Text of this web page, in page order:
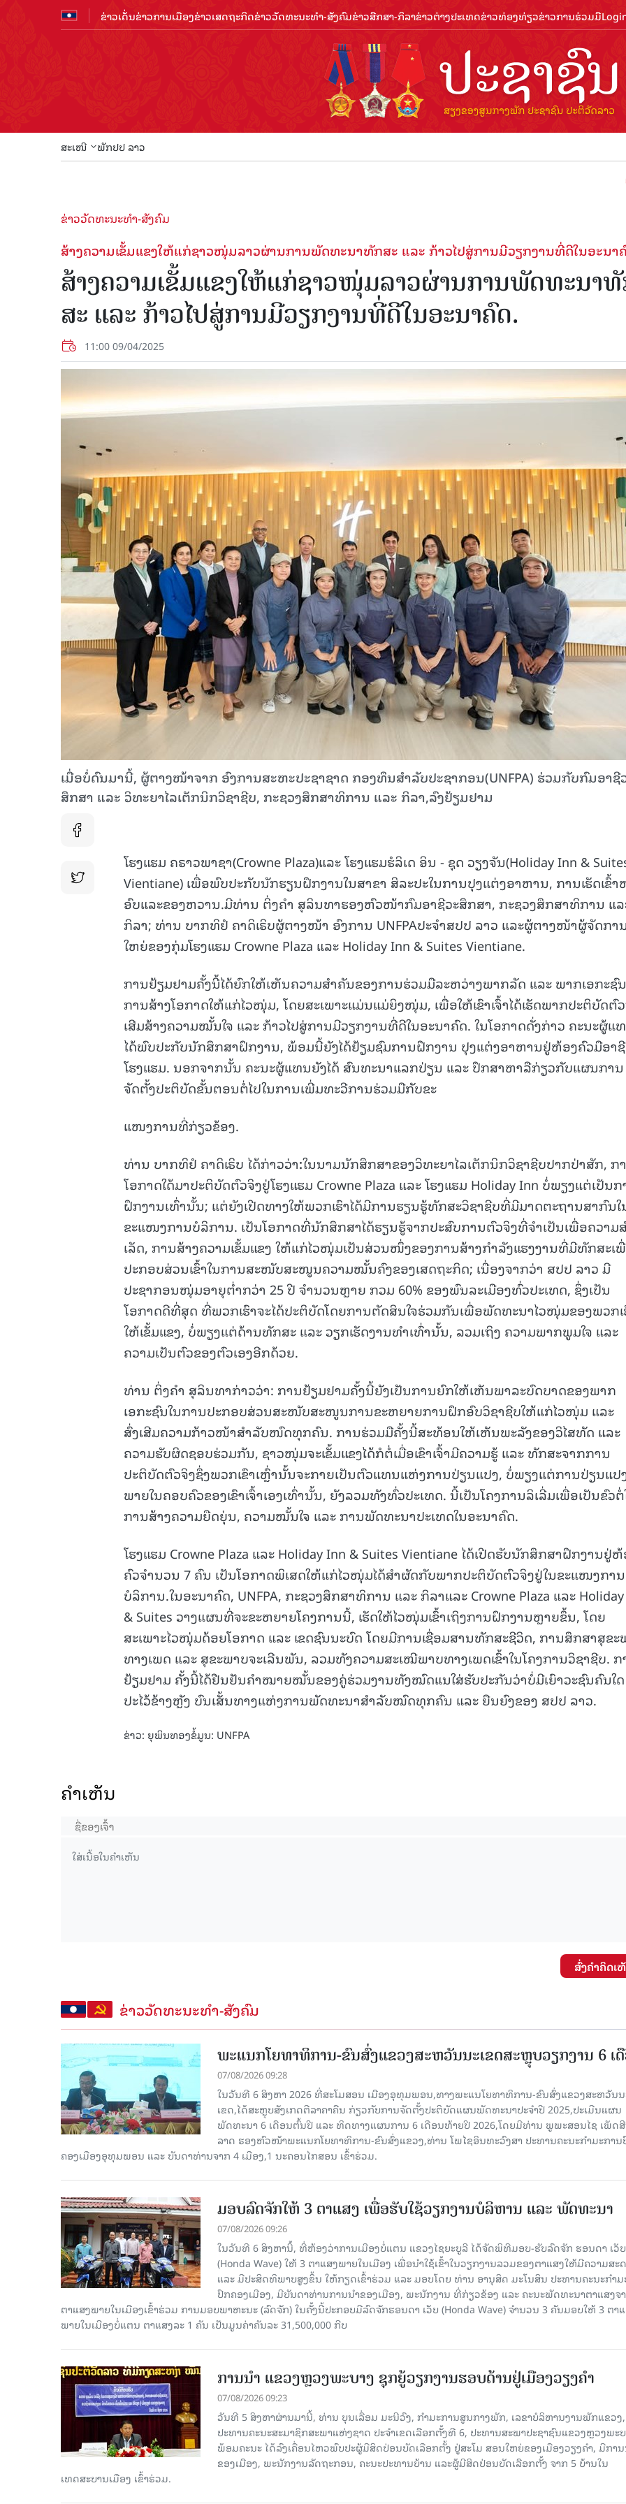
ຂ່າວເດັ່ນຂ່າວການເມືອງຂ່າວເສດຖະກິດຂ່າວວັດທະນະທຳ-ສັງຄົມຂ່າວສືກສາ-ກິລາຂ່າວຕ່າງປະເທດຂ່າວທ່ອງທ່ຽວຂ່າວການຮ່ວມມື
ສະເໜີ ພັກປປ ລາວ
ຕ້ອນຮັ
ຂ່າວວັດທະນະທຳ-ສັງຄົມ
ສ້າງຄວາມເຂັ້ມແຂງໃຫ້ແກ່ຊາວໜຸ່ມລາວຜ່ານການພັດທະນາທັກສະ ແລະ ກ້າວໄປສູ່ການມີວຽກງານທີ່ດີໃນອະນາ
ສ້າງຄວາມເຂັ້ມແຂງໃຫ້ແກ່ຊາວໜຸ່ມລາວຜ່ານການພັດທະນາ
ສະ ແລະ ກ້າວໄປສູ່ການມີວຽກງານທີ່ດີໃນອະນາຄົດ.
11:00 09/04/2025
ເມື່ອບໍ່ດົນມານີ້, ຜູ້ຕາງໜ້າຈາກ ອົງການສະຫະປະຊາຊາດ ກອງທຶນສໍາລັບປະຊາກອນ(UNFPA) ຮ່ວມກັບກົມອາຊີ
ສຶກສາ ແລະ ວິທະຍາໄລເຕັກນິກວິຊາຊີບ, ກະຊວງສຶກສາທິການ ແລະ ກິລາ,ລົງຢ້ຽມຢາມ
ໂຮງແຮມ ຄຣາວພາຊາ(Crowne Plaza)ແລະ ໂຮງແຮມຮໍລິເດ ອິນ - ຊຸດ ວຽງຈັນ(Holiday Inn &
Vientiane) ເພື່ອພົບປະກັບນັກຮຽນຝຶກງານໃນສາຂາ ສິລະປະໃນການປຸງແຕ່ງອາຫານ, ການເຮັດເຂົ້
ອົບແລະຂອງຫວານ.ມີທ່ານ ຕິ່ງຄໍາ ສຸລິນທາຮອງຫົວໜ້າກົມອາຊີວະສຶກສາ, ກະຊວງສຶກສາທິການ ແ
ກິລາ; ທ່ານ ບາກທິຢໍ ຄາດິເຣິບຜູ້ຕາງໜ້າ ອົງການ UNFPAປະຈຳສປປ ລາວ ແລະຜູ້ຕາງໜ້າຜູ້ຈັດການ
ໃຫຍ່ຂອງກຸ່ມໂຮງແຮມ Crowne Plaza ແລະ Holiday Inn & Suites Vientiane.
ການຢ້ຽມຢາມຄັ້ງນີ້ໄດ້ຍົກໃຫ້ເຫັນຄວາມສໍາຄັນຂອງການຮ່ວມມືລະຫວ່າງພາກລັດ ແລະ ພາກເອກະຊົ
ການສ້າງໂອກາດໃຫ້ແກ່ໄວໜຸ່ມ, ໂດຍສະເພາະແມ່ນແມ່ຍິງໜຸ່ມ, ເພື່ອໃຫ້ເຂົາເຈົ້າໄດ້ເຮັດພາກປະຕິບັດຕົ
ເສີມສ້າງຄວາມໝັ້ນໃຈ ແລະ ກ້າວໄປສູ່ການມີວຽກງານທີ່ດີໃນອະນາຄົດ. ໃນໂອກາດດັ່ງກ່າວ ຄະນະຜູ້ແ
ໄດ້ພົບປະກັບນັກສຶກສາຝຶກງານ, ພ້ອມນີ້ຍັງໄດ້ຢ້ຽມຊົມການຝຶກງານ ປຸງແຕ່ງອາຫານຢູ່ຫ້ອງຄົວມືອາ
ໂຮງແຮມ. ນອກຈາກນັ້ນ ຄະນະຜູ້ແທນຍັງໄດ້ ສົນທະນາແລກປ່ຽນ ແລະ ປຶກສາຫາລືກ່ຽວກັບແຜນການ
ຈັດຕັ້ງປະຕິບັດຂັ້ນຕອນຕໍ່ໄປໃນການເພີ່ມທະວີການຮ່ວມມືກັບຂະ
ແໜງການທີ່ກ່ຽວຂ້ອງ.
ທ່ານ ບາກທິຢໍ ຄາດິເຣິບ ໄດ້ກ່າວວ່າ:ໃນນາມນັກສຶກສາຂອງວິທະຍາໄລເຕັກນິກວິຊາຊີບປາກປ່າສັກ, ກ
ໂອກາດໃດ້ມາປະຕິບັດຕົວຈິງຢູ່ໂຮງແຮມ Crowne Plaza ແລະ ໂຮງແຮມ Holiday Inn ບໍ່ພຽງແຕ່ເປັນກ
ຝຶກງານເທົ່ານັ້ນ; ແຕ່ຍັງເປີດທາງໃຫ້ພວກເຮົາໄດ້ມີການຮຽນຮູ້ທັກສະວິຊາຊີບທີ່ມີມາດຕະຖານສາກົນໃ
ຂະແໜງການບໍລິການ. ເປັນໂອກາດທີ່ນັກສຶກສາໄດ້ຮຽນຮູ້ຈາກປະສົບການຕົວຈິງທີ່ຈໍາເປັນເພື່ອຄວາມ
ເລັດ, ການສ້າງຄວາມເຂັ້ມແຂງ ໃຫ້ແກ່ໄວໜຸ່ມເປັນສ່ວນໜຶ່ງຂອງການສ້າງກໍາລັງແຮງງານທີ່ມີທັກສະເ
ປະກອບສ່ວນເຂົ້າໃນການສະໜັບສະໜູນຄວາມໝັ້ນຄົງຂອງເສດຖະກິດ; ເນື່ອງຈາກວ່າ ສປປ ລາວ ມີ
ປະຊາກອນໜຸ່ມອາຍຸຕໍ່າກວ່າ 25 ປີ ຈໍານວນຫຼາຍ ກວມ 60% ຂອງພົນລະເມືອງທົ່ວປະເທດ, ຊຶ່ງເປັນ
ໂອກາດດີທີ່ສຸດ ທີ່ພວກເຮົາຈະໄດ້ປະຕິບັດໂດຍການຕັດສິນໃຈຮ່ວມກັນເພື່ອພັດທະນາໄວໜຸ່ມຂອງພວກເ
ໃຫ້ເຂັ້ມແຂງ, ບໍ່ພຽງແຕ່ດ້ານທັກສະ ແລະ ວຽກເຮັດງານທໍາເທົ່ານັ້ນ, ລວມເຖິງ ຄວາມພາກພູມໃຈ ແລະ
ຄວາມເປັນຕົວຂອງຕົວເອງອີກດ້ວຍ.
ທ່ານ ຕິ່ງຄໍາ ສຸລິນທາກ່າວວ່າ: ການຢ້ຽມຢາມຄັ້ງນີ້ຍັງເປັນການຍົກໃຫ້ເຫັນພາລະບົດບາດຂອງພາກ
ເອກະຊົນໃນການປະກອບສ່ວນສະໜັບສະໜູນການຂະຫຍາຍການຝຶກອົບວິຊາຊີບໃຫ້ແກ່ໄວໜຸ່ມ ແລະ
ສົ່ງເສີມຄວາມກ້າວໜ້າສຳລັບໜົດທຸກຄົນ. ການຮ່ວມມືຄັ້ງນີ້ສະທ້ອນໃຫ້ເຫັນພະລັງຂອງວິໄສທັດ ແລະ
ຄວາມຮັບຜິດຊອບຮ່ວມກັນ, ຊາວໜຸ່ມຈະເຂັ້ມແຂງໄດ້ກໍຕໍ່ເມື່ອເຂົາເຈົ້າມີຄວາມຮູ້ ແລະ ທັກສະຈາກການ
ປະຕິບັດຕົວຈິງຊຶ່ງພວກເຂົາເຫຼົ່ານັ້ນຈະກາຍເປັນຕົວແທນແຫ່ງການປ່ຽນແປງ, ບໍ່ພຽງແຕ່ການປ່ຽນແປ
ພາຍໃນຄອບຄົວຂອງເຂົາເຈົ້າເອງເທົ່ານັ້ນ, ຍັງລວມທັງທົ່ວປະເທດ. ນີ້ເປັນໂຄງການລິເລີ່ມເພື່ອເປັນຂົວຕໍ່
ການສ້າງຄວາມຍືດຍຸ່ນ, ຄວາມໝັ້ນໃຈ ແລະ ການພັດທະນາປະເທດໃນອະນາຄົດ.
ໂຮງແຮມ Crowne Plaza ແລະ Holiday Inn & Suites Vientiane ໄດ້ເປີດຮັບນັກສຶກສາຝຶກງານຢູ່
ຄົວຈໍານວນ 7 ຄົນ ເປັນໂອກາດພິເສດໃຫ້ແກ່ໄວໜຸ່ມໄດ້ສໍາຜັດກັບພາກປະຕິບັດຕົວຈິງຢູ່ໃນຂະແໜງການ
ບໍລິການ.ໃນອະນາຄົດ, UNFPA, ກະຊວງສຶກສາທິການ ແລະ ກິລາແລະ Crowne Plaza ແລະ
& Suites ວາງແຜນທີ່ຈະຂະຫຍາຍໂຄງການນີ້, ເຮັດໃຫ້ໄວໜຸ່ມເຂົ້າເຖິງການຝຶກງານຫຼາຍຂຶ້ນ, ໂດຍ
ສະເພາະໄວໜຸ່ມດ້ອຍໂອກາດ ແລະ ເຂດຊົນນະບົດ ໂດຍມີການເຊື່ອມສານທັກສະຊີວິດ, ການສຶກສາສຸຂະ
ທາງເພດ ແລະ ສຸຂະພາບຈະເລີນພັນ, ລວມທັງຄວາມສະເໝີພາບທາງເພດເຂົ້າໃນໂຄງການວິຊາຊີບ. ກ
ຢ້ຽມຢາມ ຄັ້ງນີ້ໄດ້ຢືນຢັນຄຳໝາຍໝັ້ນຂອງຄູ່ຮ່ວມງານທັງໝົດແນໃສ່ຮັບປະກັນວ່າບໍ່ມີເຍົາວະຊົນຄົນໃ
ປະໄວ້ຂ້າງຫຼັງ ບົນເສັ້ນທາງແຫ່ງການພັດທະນາສຳລັບໝົດທຸກຄົນ ແລະ ຍືນຍົງຂອງ ສປປ ລາວ.
ຂ່າວ: ຍຸພິນທອງຂໍ້ມູນ: UNFPA
ຄໍາເຫັນ
ສົ່ງຄໍາຄິດເ
ຂ່າວວັດທະນະທຳ-ສັງຄົມ
ພະແນກໂຍທາທິການ-ຂົນສົ່ງແຂວງສະຫວັນນະເຂດສະຫຼຸບວຽກງານ 6 ເ
07/08/2026 09:28
ໃນວັນທີ 6 ສິງຫາ 2026 ທີ່ສະໂມສອນ ເມືອງອຸທຸມພອນ,ທາງພະແນໂຍທາທິການ-ຂົນສົ່ງແຂວງສະຫວັນ
ເຂດ,ໄດ້ສະຫຼຸບສັງເກດຕີລາຄາຄືນ ກ່ຽວກັບການຈັດຕັ້ງປະຕິບັດແຜນພັດທະນາປະຈໍາປີ 2025,ປະເມີນແຜນ
ພັດທະນາ 6 ເດືອນຕົ້ນປີ ແລະ ທິດທາງແຜນການ 6 ເດືອນທ້າຍປີ 2026,ໂດຍມີທ່ານ ພູພະສອນໄຊ ເພັດ
ລາດ ຮອງຫົວໜ້າພະແນກໂຍທາທິການ-ຂົນສົ່ງແຂວງ,ທ່ານ ໂພໄຊອິນທະວົງສາ ປະທານຄະນະກໍາມະການ
ຄອງເມືອງອຸທຸມພອນ ແລະ ບັນດາທ່ານຈາກ 4 ເມືອງ,1 ນະຄອນໄກສອນ ເຂົ້າຮ່ວມ.
ມອບລົດຈັກໃຫ້ 3 ຕາແສງ ເພື່ອຮັບໃຊ້ວຽກງານບໍລິຫານ ແລະ ພັດທະນາ
07/08/2026 09:26
ໃນວັນທີ 6 ສິງຫານີ້, ທີ່ຫ້ອງວ່າການເມືອງບໍ່ແຕນ ແຂວງໄຊຍະບູລີ ໄດ້ຈັດພິທີມອບ-ຮັບລົດຈັກ ຮອນດາ ເວັບ
(Honda Wave) ໃຫ້ 3 ຕາແສງພາຍໃນເມືອງ ເພື່ອນໍາໃຊ້ເຂົ້າໃນວຽກງານລວມຂອງຕາແສງໃຫ້ມີຄວາມສະ
ແລະ ມີປະສິດທິພາບສູງຂຶ້ນ ໃຫ້ກຽດເຂົ້າຮ່ວມ ແລະ ມອບໂດຍ ທ່ານ ອານຸສິດ ມະໂນສິນ ປະທານຄະນະກຳມ
ປົກຄອງເມືອງ, ມີບັນດາທ່ານການນຳຂອງເມືອງ, ພະນັກງານ ທີ່ກ່ຽວຂ້ອງ ແລະ ຄະນະພັດທະນາຕາແສງຈ
ຕາແສງພາຍໃນເມືອງເຂົ້າຮ່ວມ ການມອບພາຫະນະ (ລົດຈັກ) ໃນຄັ້ງນີ້ປະກອບມີລົດຈັກຮອນດາ ເວັບ (Honda Wave) ຈໍານວນ 3 ຄັນມອບໃຫ້ 3 ຕາ
ພາຍໃນເມືອງບໍ່ແຕນ ຕາແສງລະ 1 ຄັນ ເປັນມູນຄ່າຄັນລະ 31,500,000 ກີບ
ການນຳ ແຂວງຫຼວງພະບາງ ຊຸກຍູ້ວຽກງານຮອບດ້ານຢູ່ເມືອງວຽງຄໍາ
07/08/2026 09:23
ວັນທີ 5 ສິງຫາຜ່ານມານີ້, ທ່ານ ບຸນເລື່ອມ ມະນີວົງ, ກຳມະການສູນກາງພັກ, ເລຂາບໍລິຫານງານພັກແຂວງ,
ປະທານຄະນະສະມາຊິກສະພາແຫ່ງຊາດ ປະຈຳເຂດເລືອກຕັ້ງທີ 6, ປະທານສະພາປະຊາຊົນແຂວງຫຼວງພະ
ພ້ອມຄະນະ ໄດ້ລົງເຄື່ອນໄຫວພົບປະຜູ້ມີສິດປ່ອນບັດເລືອກຕັ້ງ ຢູ່ສະໂມ ສອນໃຫຍ່ຂອງເມືອງວຽງຄໍາ, ມີກາ
ຂອງເມືອງ, ພະນັກງານລັດຖະກອນ, ຄະນະປະທານບ້ານ ແລະຜູ້ມີສິດປ່ອນບັດເລືອກຕັ້ງ ຈາກ 5 ບ້ານໃນ
ເທດສະບານເມືອງ ເຂົ້າຮ່ວມ.